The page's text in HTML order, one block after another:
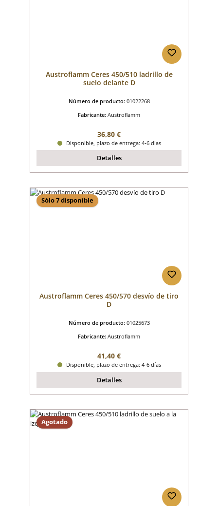
Austroflamm Ceres 450/510 ladrillo de
suelo delante D
Número de producto: 01022268
Fabricante: Austroflamm
Precio normal:
36,80 €
Disponible, plazo de entrega: 4-6 días
Detalles
Sólo 7 disponible
Austroflamm Ceres 450/570 desvío de tiro
D
Número de producto: 01025673
Fabricante: Austroflamm
Precio normal:
41,40 €
Disponible, plazo de entrega: 4-6 días
Detalles
Agotado